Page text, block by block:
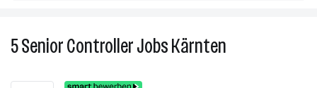
5Senior ControllerJobsKärnten